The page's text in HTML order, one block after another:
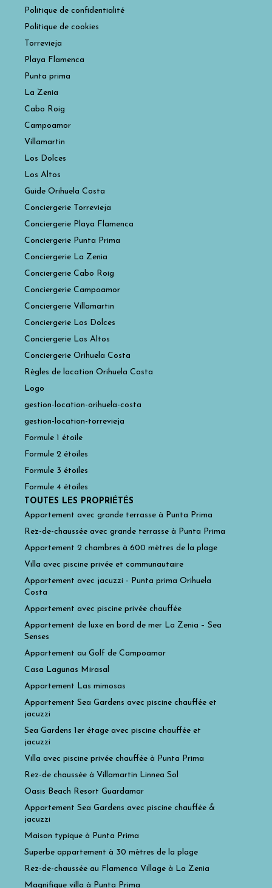
Politique de confidentialité
Politique de cookies
Torrevieja
Playa Flamenca
Punta prima
La Zenia
Cabo Roig
Campoamor
Villamartin
Los Dolces
Los Altos
Guide Orihuela Costa
Conciergerie Torrevieja
Conciergerie Playa Flamenca
Conciergerie Punta Prima
Conciergerie La Zenia
Conciergerie Cabo Roig
Conciergerie Campoamor
Conciergerie Villamartin
Conciergerie Los Dolces
Conciergerie Los Altos
Conciergerie Orihuela Costa
Règles de location Orihuela Costa
Logo
gestion-location-orihuela-costa
gestion-location-torrevieja
Formule 1 étoile
Formule 2 étoiles
Formule 3 étoiles
Formule 4 étoiles
TOUTES LES PROPRIÉTÉS
Appartement avec grande terrasse à Punta Prima
Rez-de-chaussée avec grande terrasse à Punta Prima
Appartement 2 chambres à 600 mètres de la plage
Villa avec piscine privée et communautaire
Appartement avec jacuzzi - Punta prima Orihuela
Costa
Appartement avec piscine privée chauffée
Appartement de luxe en bord de mer La Zenia – Sea
Senses
Appartement au Golf de Campoamor
Casa Lagunas Mirasal
Appartement Las mimosas
Appartement Sea Gardens avec piscine chauffée et
jacuzzi
Sea Gardens 1er étage avec piscine chauffée et
jacuzzi
Villa avec piscine privée chauffée à Punta Prima
Rez-de chaussée à Villamartin Linnea Sol
Oasis Beach Resort Guardamar
Appartement Sea Gardens avec piscine chauffée &
jacuzzi
Maison typique à Punta Prima
Superbe appartement à 30 mètres de la plage
Rez-de-chaussée au Flamenca Village à La Zenia
Magnifique villa à Punta Prima